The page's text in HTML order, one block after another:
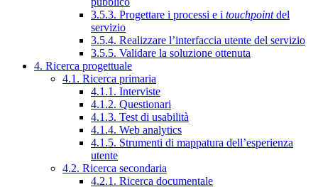
3.5.3. Progettare i processi e i touchpointdel
servizio
3.5.4. Realizzare l’interfaccia utente del servizio
3.5.5. Validare la soluzione ottenuta
4. Ricerca progettuale
4.1. Ricerca primaria
4.1.1. Interviste
4.1.2. Questionari
4.1.3. Test di usabilità
4.1.4. Web analytics
4.1.5. Strumenti di mappatura dell’esperienza
utente
4.2. Ricerca secondaria
4.2.1. Ricerca documentale